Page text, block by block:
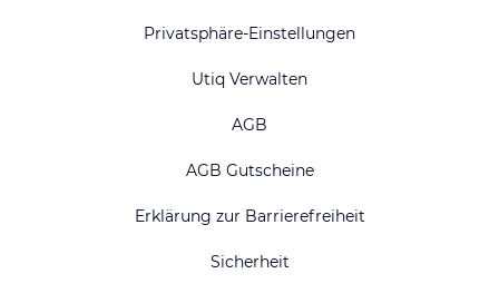
Privatsphäre-Einstellungen
Utiq Verwalten
AGB
AGB Gutscheine
Erklärung zur Barrierefreiheit
Sicherheit